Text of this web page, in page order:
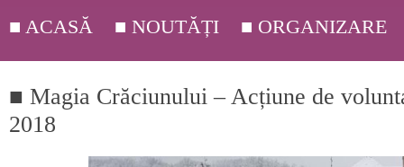
■ ACASĂ ■ NOUTĂȚI ■ ORGANIZARE
■ ORGANIGRAMĂ ▸
■ C.E.A.C. ▸
■ Magia Crăciunului – Acțiune de
2018